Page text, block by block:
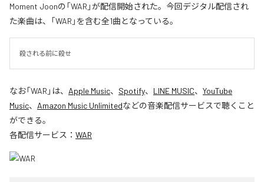
Moment Joonの「WAR」が配信開始された。今回デジタル配信され
た楽曲は、「WAR」を含む全1曲となっている。
殺される前に殺せ
なお「WAR 」は、 Apple Music、 Spotify、 LINE MUSIC、 YouTube
Music、 Amazon Music Unlimitedなどの音楽配信サービスで聴くこと
ができる。
各配信サービス： WAR